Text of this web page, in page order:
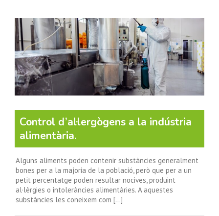
Control d’al·lergògens a la indústria
alimentària.
Alguns aliments poden contenir substàncies generalment
bones per a la majoria de la població, però que per a un
petit percentatge poden resultar nocives, produint
al·lèrgies o intoleràncies alimentàries. A aquestes
substàncies les coneixem com [...]